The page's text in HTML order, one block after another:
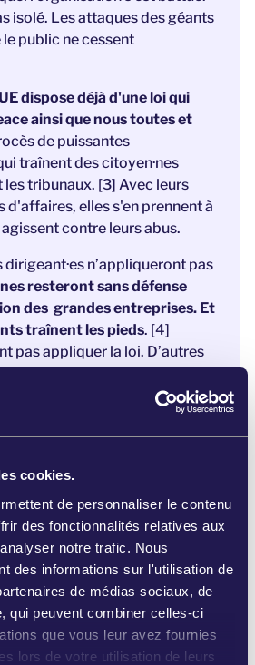
cookies.
de personnaliser le contenu
des fonctionnalités relatives aux
notre trafic. Nous
des informations sur l'utilisation de
de médias sociaux, de
qui peuvent combiner celles-ci
que vous leur avez fournies
lors de votre utilisation de leurs
isolé. Les attaques des géants
public ne cessent
dispose déjà d'une loi qui
ainsi que nous toutes et
de puissantes
traînent des citoyen·nes
tribunaux. [3] Avec leurs
d'affaires, elles s'en prennent à
contre leurs abus.
n’appliqueront pas
resteront sans défense
des grandes entreprises. Et
traînent les pieds. [4]
pas appliquer la loi. D’autres
faire à la va-vite pour éviter de
qui les financent.
pour empêcher les
bloquer cette protection. Si
nombreuses et
aujourd’hui, ils ne
ou édulcorer cette loi en
la société civile contre les